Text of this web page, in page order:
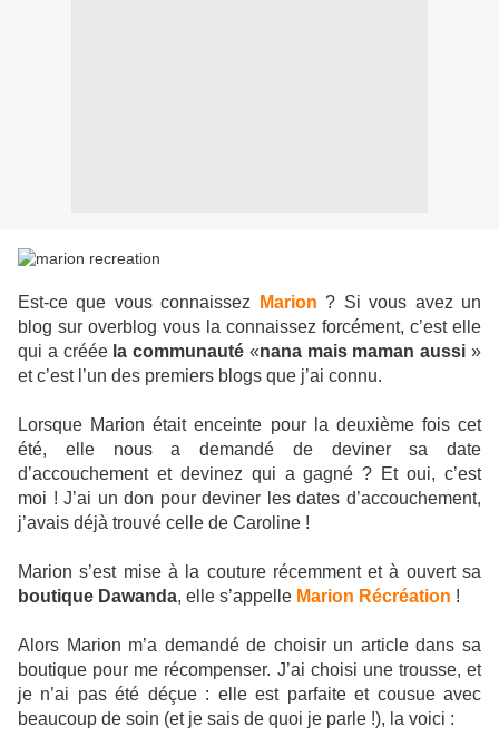
Est-ce que vous connaissez Marion ? Si vous avez un
blog sur overblog vous la connaissez forcément, c’est elle
qui a créée la communauté «nana mais maman aussi »
et c’est l’un des premiers blogs que j’ai connu.
Lorsque Marion était enceinte pour la deuxième fois cet
été, elle nous a demandé de deviner sa date
d’accouchement et devinez qui a gagné ? Et oui, c’est
moi ! J’ai un don pour deviner les dates d’accouchement,
j’avais déjà trouvé celle de Caroline !
Marion s’est mise à la couture récemment et à ouvert sa
boutique Dawanda, elle s’appelle Marion Récréation !
Alors Marion m’a demandé de choisir un article dans sa
boutique pour me récompenser. J’ai choisi une trousse, et
je n’ai pas été déçue : elle est parfaite et cousue avec
beaucoup de soin (et je sais de quoi je parle !), la voici :